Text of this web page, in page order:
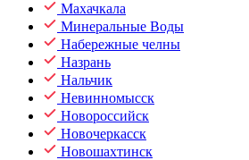
Махачкала
Минеральные Воды
Набережные челны
Назрань
Нальчик
Невинномысск
Новороссийск
Новочеркасск
Новошахтинск